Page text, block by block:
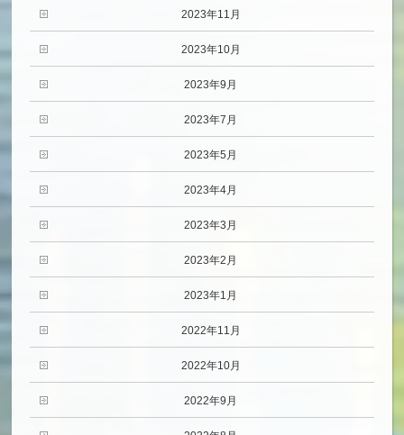
2023年11月
2023年10月
2023年9月
2023年7月
2023年5月
2023年4月
2023年3月
2023年2月
2023年1月
2022年11月
2022年10月
2022年9月